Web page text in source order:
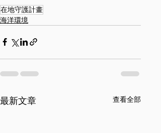
在地守護計畫
海洋環境
最新文章 查看全部